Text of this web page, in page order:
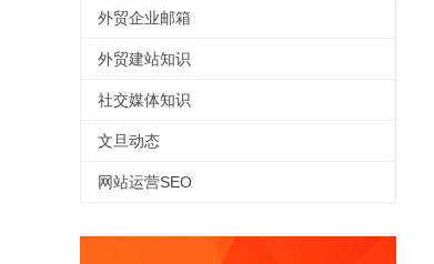
外贸企业邮箱
外贸建站知识
社交媒体知识
文旦动态
网站运营SEO